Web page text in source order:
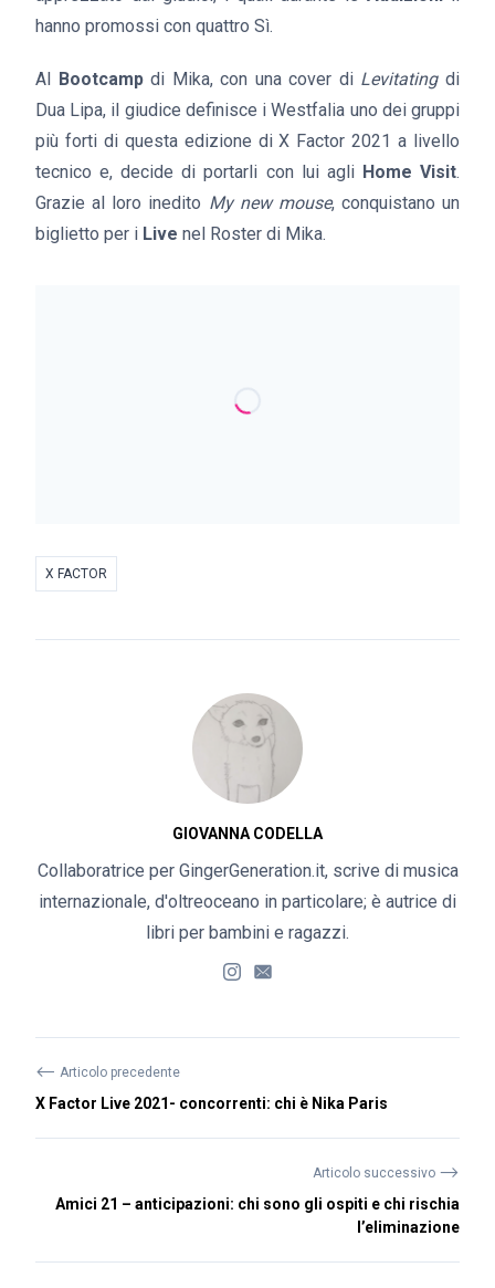
hanno promossi con quattro Sì.
Al Bootcampdi Mika, con una cover di Levitatingdi
Dua Lipa, il giudice definisce i Westfalia uno dei gruppi
più forti di questa edizione di X Factor 2021 a livello
tecnico e, decide di portarli con lui agli Home Visit.
Grazie al loro inedito My new mouse, conquistano un
biglietto per i Live nel Roster di Mika.
X FACTOR
GIOVANNA CODELLA
Collaboratrice per GingerGeneration.it, scrive di musica
internazionale, d'oltreoceano in particolare; è autrice di
libri per bambini e ragazzi.
⟵ Articolo precedente
X Factor Live 2021- concorrenti: chi è Nika Paris
Articolo successivo ⟶
Amici 21 – anticipazioni: chi sono gli ospiti e chi rischia
l’eliminazione